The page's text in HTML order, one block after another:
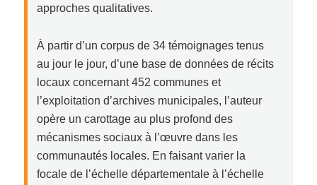
approches qualitatives.
À partir d’un corpus de 34 témoignages tenus
au jour le jour, d’une base de données de récits
locaux concernant 452 communes et
l’exploitation d’archives municipales, l’auteur
opère un carottage au plus profond des
mécanismes sociaux à l’œuvre dans les
communautés locales. En faisant varier la
focale de l’échelle départementale à l’échelle